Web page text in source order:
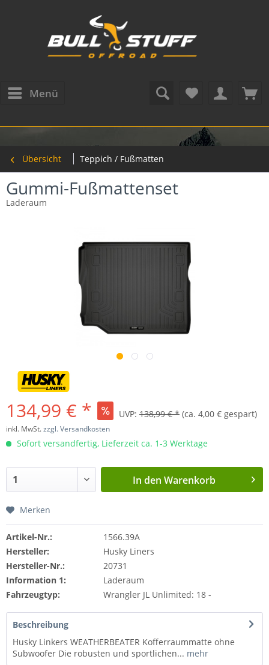
Menü
Übersicht Teppich / Fußmatten
Gummi-Fußmattenset
Laderaum
134,99 € * UVP: 138,99 € * (ca. 4,00 € gespart)
inkl. MwSt.zzgl. Versandkosten
Sofort versandfertig, Lieferzeit ca. 1-3 Werktage
In den Warenkorb
Merken
Artikel-Nr.:
1566.39A
Hersteller:
Husky Liners
Hersteller-Nr.:
20731
Information 1:
Laderaum
Fahrzeugtyp:
Wrangler JL Unlimited: 18 -
Beschreibung
Husky Linkers WEATHERBEATER Kofferraummatte ohne
Subwoofer Die robusten und sportlichen... mehr